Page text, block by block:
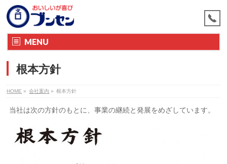
MENU
根本方針
HOME » 会社案内 » 根本方針
当社は次の方針のもとに、事業の継続と発展をめざしています。